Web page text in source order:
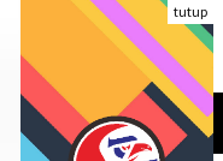
tutup